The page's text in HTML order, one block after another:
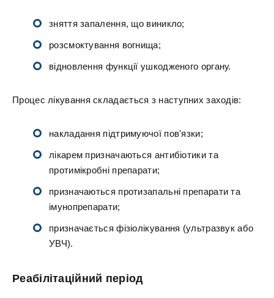
зняття запалення, що виникло;
розсмоктування вогнища;
відновлення функції ушкодженого органу.
Процес лікування складається з наступних заходів:
накладання підтримуючої пов'язки;
лікарем призначаються антибіотики та
протимікробні препарати;
призначаються протизапальні препарати та
імунопрепарати;
призначається фізіолікування (ультразвук або
УВЧ).
Реабілітаційний період